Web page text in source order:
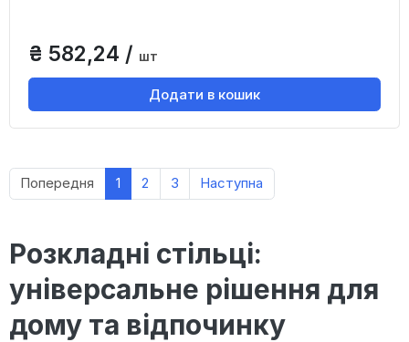
₴ 582,24 / шт
Додати в кошик
Попередня 1 2 3 Наступна
Розкладні стільці:
універсальне рішення для
дому та відпочинку